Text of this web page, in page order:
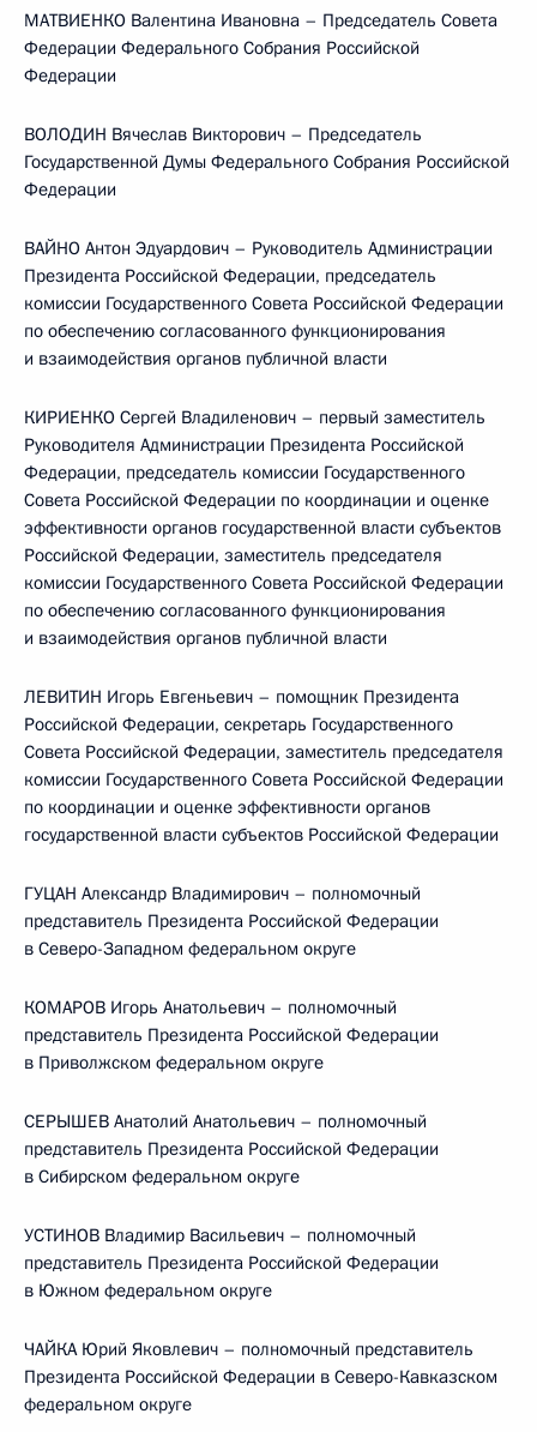
МАТВИЕНКО Валентина Ивановна – Председатель Совета
Федерации Федерального Собрания Российской
Федерации
ВОЛОДИН Вячеслав Викторович – Председатель
Государственной Думы Федерального Собрания Российской
Федерации
ВАЙНО Антон Эдуардович – Руководитель Администрации
Президента Российской Федерации, председатель
комиссии Государственного Совета Российской Федерации
по обеспечению согласованного функционирования
и взаимодействия органов публичной власти
КИРИЕНКО Сергей Владиленович – первый заместитель
Руководителя Администрации Президента Российской
Федерации, председатель комиссии Государственного
Совета Российской Федерации по координации и оценке
эффективности органов государственной власти субъектов
Российской Федерации, заместитель председателя
комиссии Государственного Совета Российской Федерации
по обеспечению согласованного функционирования
и взаимодействия органов публичной власти
ЛЕВИТИН Игорь Евгеньевич – помощник Президента
Российской Федерации, секретарь Государственного
Совета Российской Федерации, заместитель председателя
комиссии Государственного Совета Российской Федерации
по координации и оценке эффективности органов
государственной власти субъектов Российской Федерации
ГУЦАН Александр Владимирович – полномочный
представитель Президента Российской Федерации
в Северо-Западном федеральном округе
КОМАРОВ Игорь Анатольевич – полномочный
представитель Президента Российской Федерации
в Приволжском федеральном округе
СЕРЫШЕВ Анатолий Анатольевич – полномочный
представитель Президента Российской Федерации
в Сибирском федеральном округе
УСТИНОВ Владимир Васильевич – полномочный
представитель Президента Российской Федерации
в Южном федеральном округе
ЧАЙКА Юрий Яковлевич – полномочный представитель
Президента Российской Федерации в Северо-Кавказском
федеральном округе